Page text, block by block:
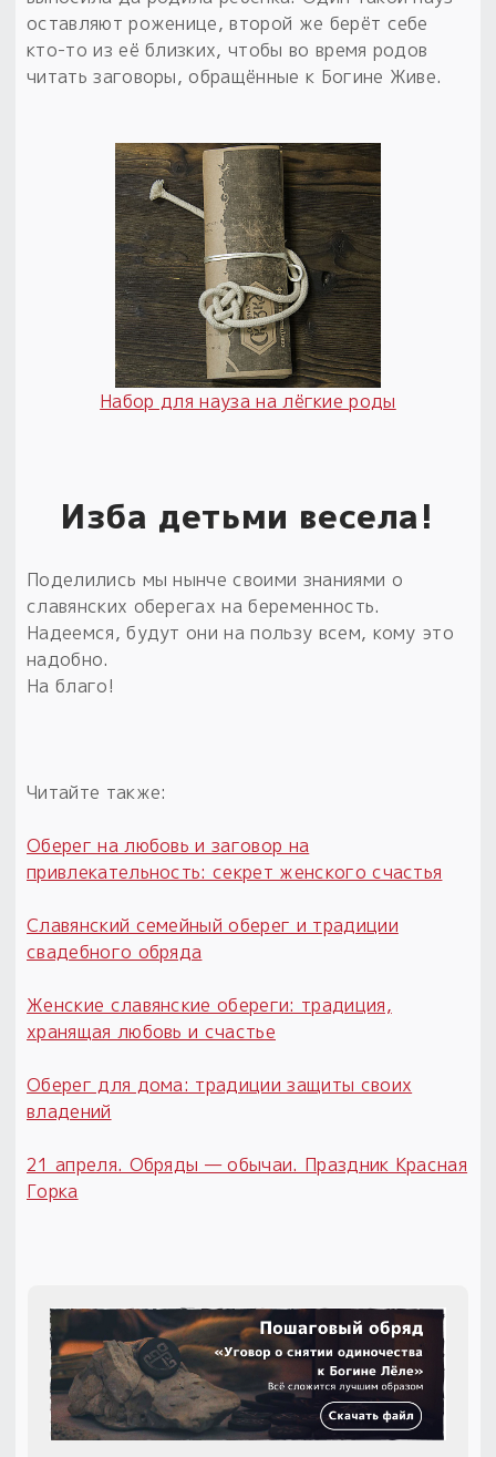
оставляют роженице, второй же берёт себе
кто-то из её близких, чтобы во время родов
читать заговоры, обращённые к Богине Живе.
Набор для науза на лёгкие роды
Изба детьми весела!
Поделились мы нынче своими знаниями о
славянских оберегах на беременность.
Надеемся, будут они на пользу всем, кому это
надобно.
На благо!
Читайте также:
Оберег на любовь и заговор на
привлекательность: секрет женского счастья
Славянский семейный оберег и традиции
свадебного обряда
Женские славянские обереги: традиция,
хранящая любовь и счастье
Оберег для дома: традиции защиты своих
владений
21 апреля. Обряды — обычаи. Праздник Красная
Горка